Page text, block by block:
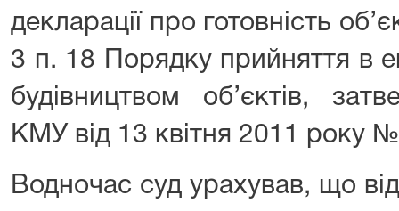
декларації про готовність
3 п. 18 Порядку прийняття в
будівництвом об’єктів,
КМУ від 13 квітня 2011 року
Водночас суд урахував, що